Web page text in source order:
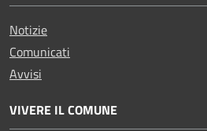
Notizie
Comunicati
Avvisi
VIVERE IL COMUNE